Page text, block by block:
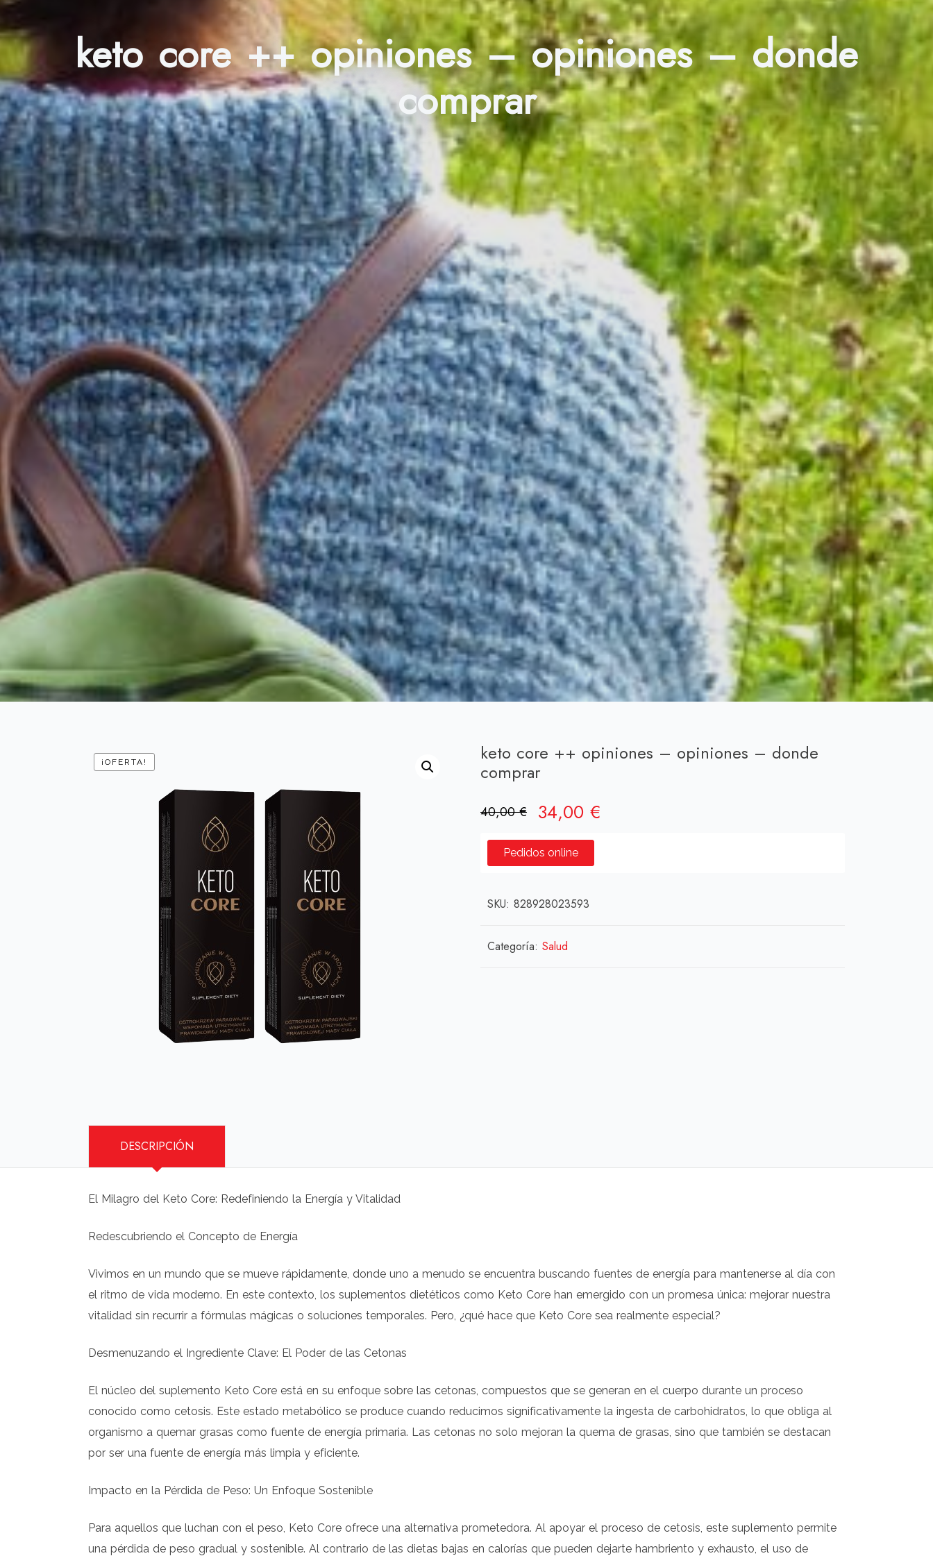
keto core ++ opiniones – opiniones – donde
comprar
¡OFERTA!
keto core ++ opiniones – opiniones – donde
comprar
40,00€ El
original
era:
40,00 €.
34,00 €
Pedidos online
SKU: 828928023593
Categoría: Salud
DESCRIPCIÓN
El Milagro del Keto Core: Redefiniendo la Energía y Vitalidad
Redescubriendo el Concepto de Energía
Vivimos en un mundo que se mueve rápidamente, donde uno a menudo se encuentra buscando fuentes de energía para mantenerse al día con
el ritmo de vida moderno. En este contexto, los suplementos dietéticos como Keto Core han emergido con un promesa única: mejorar nuestra
vitalidad sin recurrir a fórmulas mágicas o soluciones temporales. Pero, ¿qué hace que Keto Core sea realmente especial?
Desmenuzando el Ingrediente Clave: El Poder de las Cetonas
El núcleo del suplemento Keto Core está en su enfoque sobre las cetonas, compuestos que se generan en el cuerpo durante un proceso
conocido como cetosis. Este estado metabólico se produce cuando reducimos significativamente la ingesta de carbohidratos, lo que obliga al
organismo a quemar grasas como fuente de energía primaria. Las cetonas no solo mejoran la quema de grasas, sino que también se destacan
por ser una fuente de energía más limpia y eficiente.
Impacto en la Pérdida de Peso: Un Enfoque Sostenible
Para aquellos que luchan con el peso, Keto Core ofrece una alternativa prometedora. Al apoyar el proceso de cetosis, este suplemento permite
una pérdida de peso gradual y sostenible. Al contrario de las dietas bajas en calorías que pueden dejarte hambriento y exhausto, el uso de